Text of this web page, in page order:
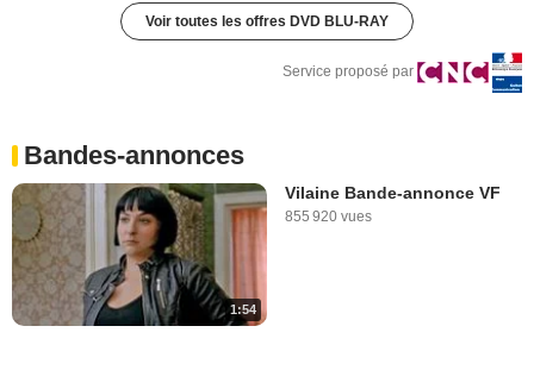
Voir toutes les offres DVD BLU-RAY
Service proposé par
Bandes-annonces
1:54
Vilaine Bande-annonce VF
855 920 vues